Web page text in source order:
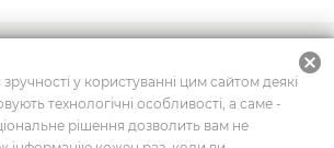
© Усі права захищено
у користуванні цим сайтом деякі
технологічні особливості, а саме -
рішення дозволить вам не
cancel